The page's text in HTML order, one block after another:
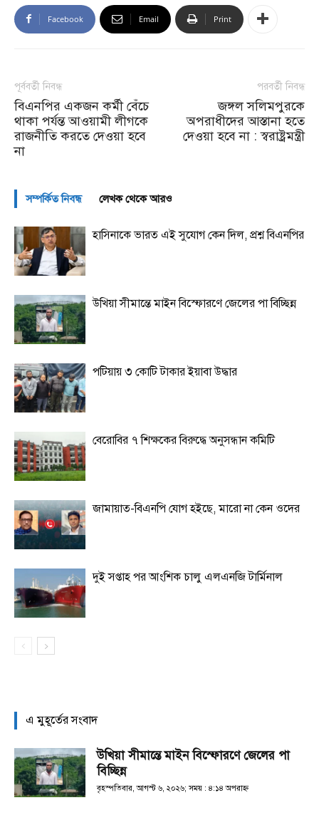
Facebook Email Print
পূর্ববর্তী নিবন্ধ
বিএনপির একজন কর্মী বেঁচে
থাকা পর্যন্ত আওয়ামী লীগকে
রাজনীতি করতে দেওয়া হবে
না
পরবর্তী নিবন্ধ
জঙ্গল সলিমপুরকে
অপরাধীদের আস্তানা হতে
দেওয়া হবে না : স্বরাষ্ট্রমন্ত্রী
সম্পর্কিত নিবন্ধ লেখক থেকে আরও
হাসিনাকে ভারত এই সুযোগ কেন দিল, প্রশ্ন বিএনপির
উখিয়া সীমান্তে মাইন বিস্ফোরণে জেলের পা বিচ্ছিন্ন
পটিয়ায় ৩ কোটি টাকার ইয়াবা উদ্ধার
বেরোবির ৭ শিক্ষকের বিরুদ্ধে অনুসন্ধান কমিটি
জামায়াত-বিএনপি যোগ হইছে, মারো না কেন ওদের
দুই সপ্তাহ পর আংশিক চালু এলএনজি টার্মিনাল
এ মুহূর্তের সংবাদ
উখিয়া সীমান্তে মাইন বিস্ফোরণে জেলের পা
বিচ্ছিন্ন
বৃহস্পতিবার, আগস্ট ৬, ২০২৬; সময় : ৪:১৪ অপরাহ্ণ